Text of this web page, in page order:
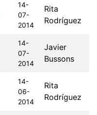
14-
07-
2014
Rita
Rodríguez
14-
07-
2014
Javier
Bussons
14-
06-
2014
Rita
Rodríguez